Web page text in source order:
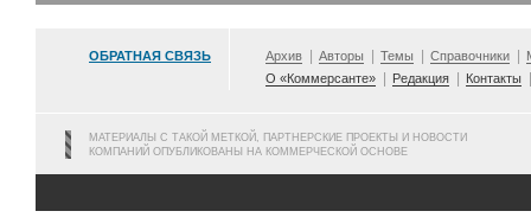
ОБРАТНАЯ СВЯЗЬ Архив Авторы Темы Справочники
О «Коммерсанте»
Редакция Контакты
МАТЕРИАЛЫ С ТАКОЙ МЕТКОЙ, ПАРТНЕРСКИЕ ПРОЕКТЫ И НОВОСТИ
КОМПАНИЙ ОПУБЛИКОВАНЫ НА КОММЕРЧЕСКОЙ ОСНОВЕ